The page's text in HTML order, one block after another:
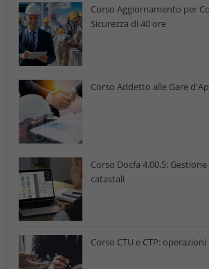
Corso Aggiornamento per
Sicurezza di 40 ore
Corso Addetto alle Gare
Corso Docfa 4.00.5:
catastali
Corso CTU e CTP: